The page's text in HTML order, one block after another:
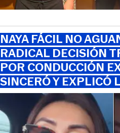
NAYA FÁCIL NO
RADICAL DECISIÓN
POR CONDUCCIÓN
SINCERÓ Y EXPLICÓ